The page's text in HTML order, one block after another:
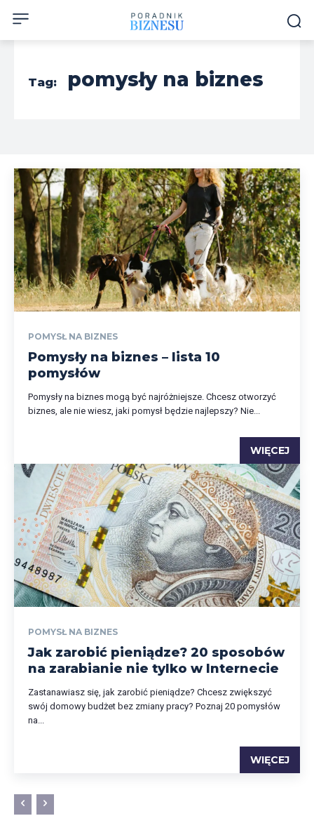
Tag: pomysły na biznes
POMYSŁ NA BIZNES
Pomysły na biznes – lista 10
pomysłów
Pomysły na biznes mogą być najróżniejsze. Chcesz otworzyć
biznes, ale nie wiesz, jaki pomysł będzie najlepszy? Nie...
WIĘCEJ
POMYSŁ NA BIZNES
Jak zarobić pieniądze? 20 sposobów
na zarabianie nie tylko w Internecie
Zastanawiasz się, jak zarobić pieniądze? Chcesz zwiększyć
swój domowy budżet bez zmiany pracy? Poznaj 20 pomysłów
na...
WIĘCEJ